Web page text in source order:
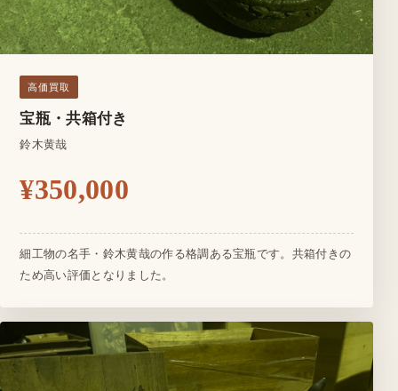
高価買取
宝瓶・共箱付き
鈴木黄哉
¥350,000
細工物の名手・鈴木黄哉の作る格調ある宝瓶です。共箱付きの
ため高い評価となりました。